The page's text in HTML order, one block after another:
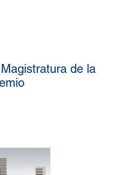
de la